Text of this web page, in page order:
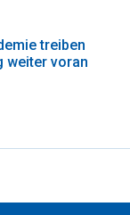
treiben
weiter voran